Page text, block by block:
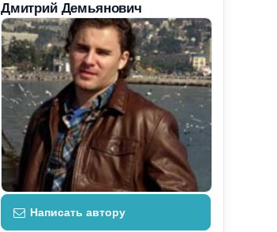
Дмитрий Демьянович
Написать автору